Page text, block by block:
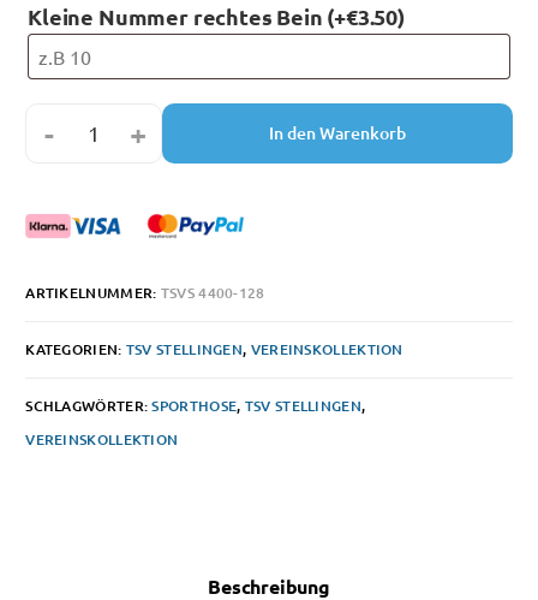
Kleine Nummer rechtes Bein (+€3.50)
+
- In den Warenkorb
ARTIKELNUMMER: TSVS 4400-128
KATEGORIEN: TSV STELLINGEN, VEREINSKOLLEKTION
SCHLAGWÖRTER:SPORTHOSE, TSV STELLINGEN,
VEREINSKOLLEKTION
Beschreibung